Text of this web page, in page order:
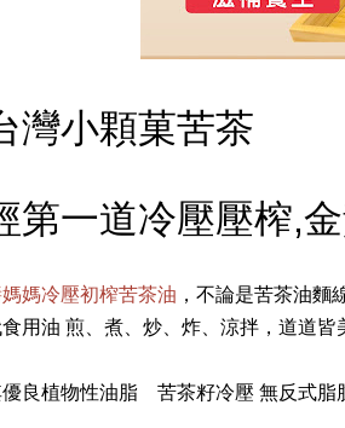
灣小顆菓苦茶
第一道冷壓壓榨,
媽冷壓初榨苦茶油 ，不論是苦茶油麵
用油 煎、煮、炒、炸、涼拌，道道皆
優良植物性油脂 苦茶籽冷壓 無反式